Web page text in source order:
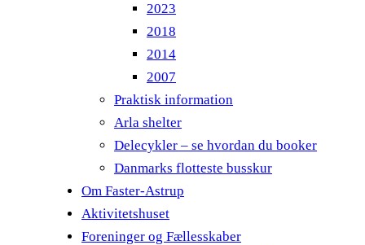
2023
2018
2014
2007
Praktisk information
Arla shelter
Delecykler – se hvordan du booker
Danmarks flotteste busskur
Om Faster-Astrup
Aktivitetshuset
Foreninger og Fællesskaber